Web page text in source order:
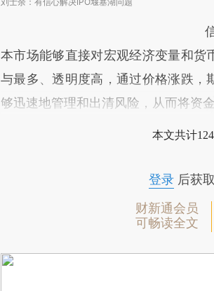
本市场能够直接对宏观经济变量和货
与最多、透明度高，通过价格涨跌，
够迅速地管理和出清风险，从而将资
本文共计
登录后获
财新通会员
可畅读全文